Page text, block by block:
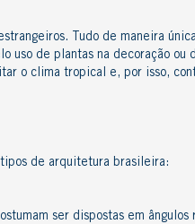
Tudo de maneira
uso de plantas na decoração ou
o clima tropical e, por isso,
tipos de arquitetura brasileira :
ser dispostas em ângulos